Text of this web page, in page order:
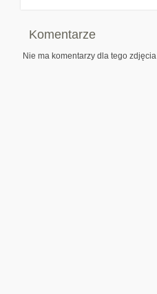
Komentarze
Nie ma komentarzy dla tego zdjęcia